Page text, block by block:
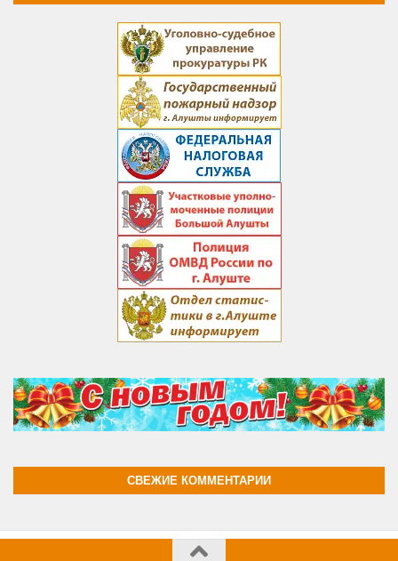
СВЕЖИЕ КОММЕНТАРИИ